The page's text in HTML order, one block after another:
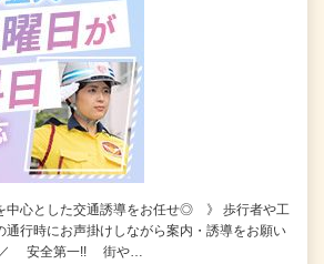
中心とした交通誘導をお任せ◎ 》 歩行者や工
通行時にお声掛けしながら案内・誘導をお願い
／ 安全第一!! 街や…